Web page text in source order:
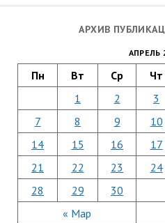
АРХИВ
АПРЕЛЬ
Пн Вт Ср Чт
« Мар
1 2 3
7
8 9 10
14
15 16 17
21
22 23 24
28
29 30